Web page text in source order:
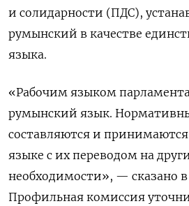
и солидарности (ПДС),
румынский в качестве
языка.
«Рабочим языком
румынский язык.
составляются и
языке с их переводом на
необходимости», — сказано
Профильная комиссия